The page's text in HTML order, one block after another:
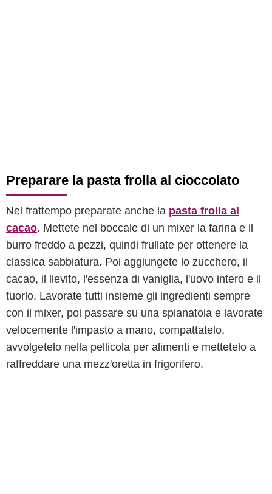
Preparare la pasta frolla al cioccolato
Nel frattempo preparate anche la pasta frolla al
cacao. Mettete nel boccale di un mixer la farina e il
burro freddo a pezzi, quindi frullate per ottenere la
classica sabbiatura. Poi aggiungete lo zucchero, il
cacao, il lievito, l'essenza di vaniglia, l'uovo intero e il
tuorlo. Lavorate tutti insieme gli ingredienti sempre
con il mixer, poi passare su una spianatoia e lavorate
velocemente l'impasto a mano, compattatelo,
avvolgetelo nella pellicola per alimenti e mettetelo a
raffreddare una mezz'oretta in frigorifero.